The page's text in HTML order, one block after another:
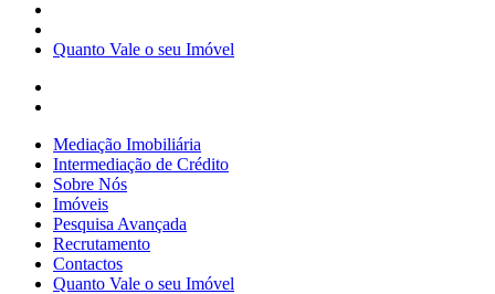
Quanto Vale o seu Imóvel
Mediação Imobiliária
Intermediação de Crédito
Sobre Nós
Imóveis
Pesquisa Avançada
Recrutamento
Contactos
Quanto Vale o seu Imóvel